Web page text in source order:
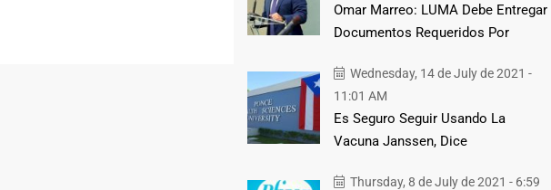
Omar Marreo: LUMA Debe Entregar
Documentos Requeridos Por
Wednesday, 14 de July de 2021 -
11:01 AM
Es Seguro Seguir Usando La
Vacuna Janssen, Dice
Thursday, 8 de July de 2021 - 6:59